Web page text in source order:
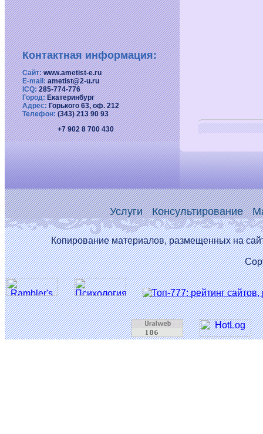
Контактная информация:
Сайт:www.ametist-e.ru
E-mail:ametist@2-u.ru
ICQ:285-774-776
Город:Екатеринбург
Адрес:Горького 63, оф. 212
Телефон:(343) 213 90 93
+7 902 8 700 430
Услуги Консультирование
Копирование материалов, размещенных на